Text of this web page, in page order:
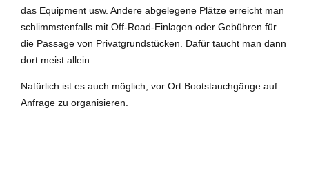
das Equipment usw. Andere abgelegene Plätze erreicht man
schlimmstenfalls mit Off-Road-Einlagen oder Gebühren für
die Passage von Privatgrundstücken. Dafür taucht man dann
dort meist allein.
Natürlich ist es auch möglich, vor Ort Bootstauchgänge auf
Anfrage zu organisieren.